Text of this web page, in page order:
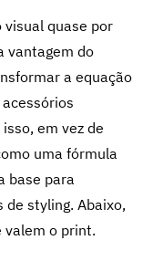
visual quase por
vantagem do
a equação
em vez de
uma fórmula
base para
styling. Abaixo,
valem o print.